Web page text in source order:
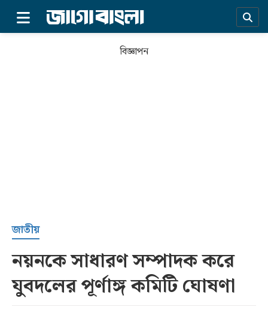
সর্বশেষ
সব
বিজ্ঞাপন
জাতীয়
নয়নকে সাধারণ সম্পাদক করে
যুবদলের পূর্ণাঙ্গ কমিটি ঘোষণা